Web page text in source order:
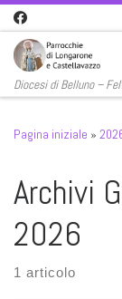
Passa al contenuto
Diocesi di Belluno –
Pagina iniziale »
Archivi
2026
1 articolo